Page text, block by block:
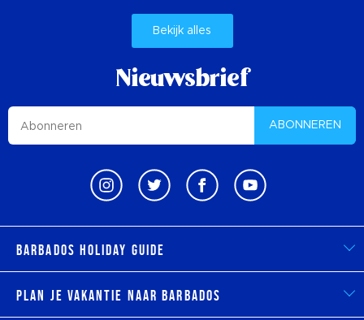
Bekijk alles
Nieuwsbrief
ABONNEREN
Barbados Holiday Guide
Plan je vakantie naar Barbados